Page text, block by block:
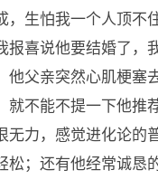
，生怕我一个人顶
报喜说他要结婚了
父亲突然心肌梗
就不能不提一下他
无力，感觉进化论
松；还有他经常诚